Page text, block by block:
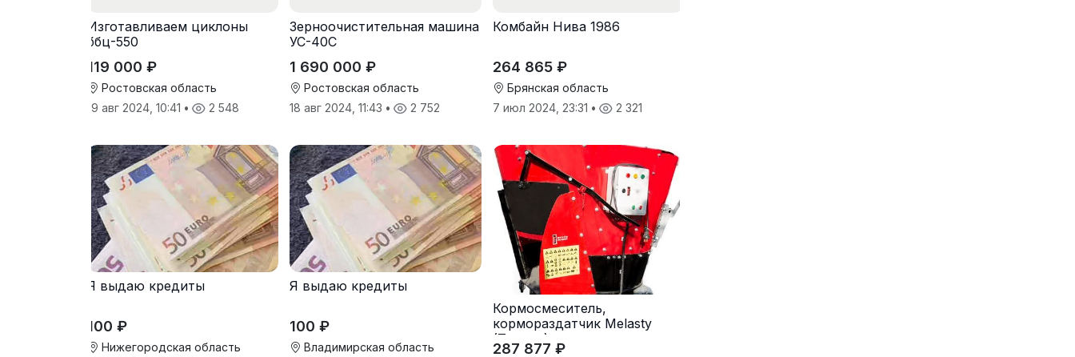
Изготавливаем циклоны
ббц-550
119 000 ₽
Ростовская область
19 авг 2024, 10:41 • 2 548
Зерноочистительная машина
УС-40С
1 690 000 ₽
Ростовская область
18 авг 2024, 11:43 • 2 752
Комбайн Нива 1986
264 865 ₽
Брянская область
7 июл 2024, 23:31 • 2 321
Я выдаю кредиты
100 ₽
Нижегородская область
Я выдаю кредиты
100 ₽
Владимирская область
Кормосмеситель,
кормораздатчик Melasty
(Турция)
287 877 ₽